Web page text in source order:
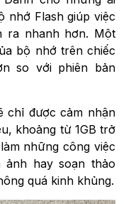
nhớ Flash giúp việc
ra nhanh hơn. Một
bộ nhớ trên chiếc
so với phiên bản
chỉ được cảm nhận
khoảng từ 1GB trở
những công việc
hay soạn thảo
quá kinh khủng.